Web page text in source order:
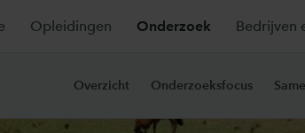
Opleidingen Onderzoek Bedrijven
Overzicht Onderzoeksfocus